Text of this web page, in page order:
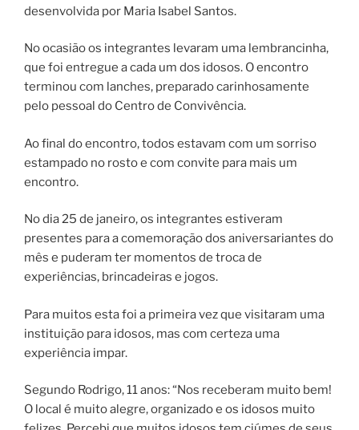
desenvolvida por Maria Isabel Santos.
No ocasião os integrantes levaram uma lembrancinha,
que foi entregue a cada um dos idosos. O encontro
terminou com lanches, preparado carinhosamente
pelo pessoal do Centro de Convivência.
Ao final do encontro, todos estavam com um sorriso
estampado no rosto e com convite para mais um
encontro.
No dia 25 de janeiro, os integrantes estiveram
presentes para a comemoração dos aniversariantes do
mês e puderam ter momentos de troca de
experiências, brincadeiras e jogos.
Para muitos esta foi a primeira vez que visitaram uma
instituição para idosos, mas com certeza uma
experiência impar.
Segundo Rodrigo, 11 anos: “Nos receberam muito bem!
O local é muito alegre, organizado e os idosos muito